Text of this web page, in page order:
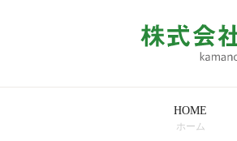
HOME
ホーム